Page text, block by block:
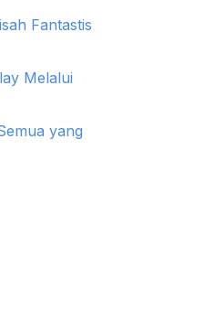
Fantastis
Melalui
yang